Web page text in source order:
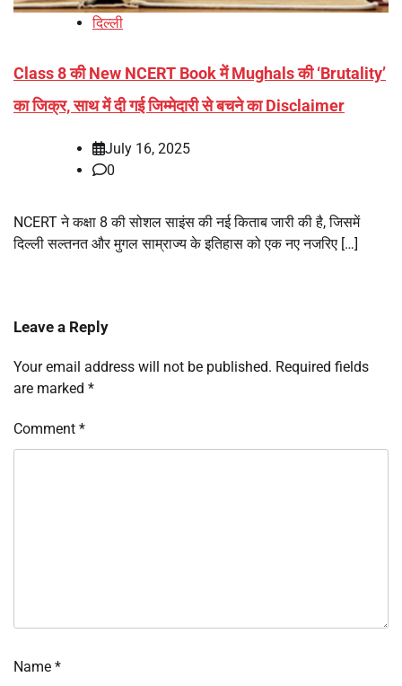
दिल्ली
Class 8 की New NCERT Book में Mughals की ‘Brutality’
का जिक्र, साथ में दी गई जिम्मेदारी से बचने का Disclaimer
July 16, 2025
0
NCERT ने कक्षा 8 की सोशल साइंस की नई किताब जारी की है, जिसमें
दिल्ली सल्तनत और मुगल साम्राज्य के इतिहास को एक नए नजरिए […]
Leave a Reply
Your email address will not be published. Required fields
are marked *
Comment *
Name *